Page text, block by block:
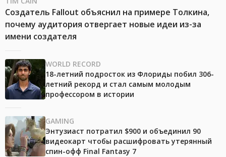
Создатель Fallout объяснил на примере Толкина,
почему аудитория отвергает новые идеи из-за
имени создателя
WORLD RECORD
18-летний подросток из Флориды побил 306-
летний рекорд и стал самым молодым
профессором в истории
GAMING
Энтузиаст потратил $900 и объединил 90
видеокарт чтобы расшифровать утерянный
спин-офф Final Fantasy 7